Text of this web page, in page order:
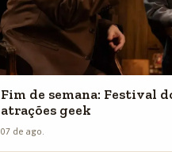
Fim de semana: Festival
atrações geek
07 de ago.